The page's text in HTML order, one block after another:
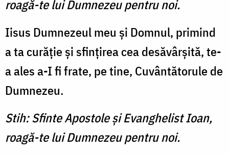
roagă-te lui Dumnezeu pentru noi.
Iisus Dumnezeul meu şi Domnul, primind
a ta curăţie şi sfinţirea cea desăvârşită, te-
a ales a-I fi frate, pe tine, Cuvântătorule de
Dumnezeu.
Stih: Sfinte Apostole şi Evanghelist Ioan,
roagă-te lui Dumnezeu pentru noi.